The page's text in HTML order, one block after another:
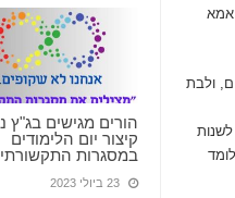
הורים מגישים בג"ץ
קיצור יום הלימודים
במסגרות
23 ביולי 2023
אמא
ולבת